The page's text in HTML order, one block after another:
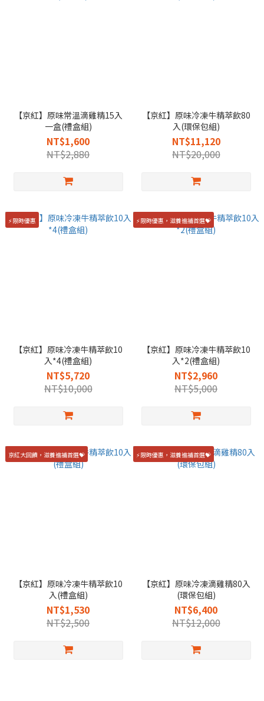
【京紅】原味常溫滴雞精15入
一盒(禮盒組)
NT$1,600
NT$2,880
【京紅】原味冷凍牛精萃飲80
入(環保包組)
NT$11,120
NT$20,000
⚡限時優惠
【京紅】原味冷凍牛精萃飲10
入*4(禮盒組)
NT$5,720
NT$10,000
⚡限時優惠，滋養進補首選💝
【京紅】原味冷凍牛精萃飲10
入*2(禮盒組)
NT$2,960
NT$5,000
京紅大回饋，滋養進補首選💝
【京紅】原味冷凍牛精萃飲10
入(禮盒組)
NT$1,530
NT$2,500
⚡限時優惠，滋養進補首選💝
【京紅】原味冷凍滴雞精80入
(環保包組)
NT$6,400
NT$12,000